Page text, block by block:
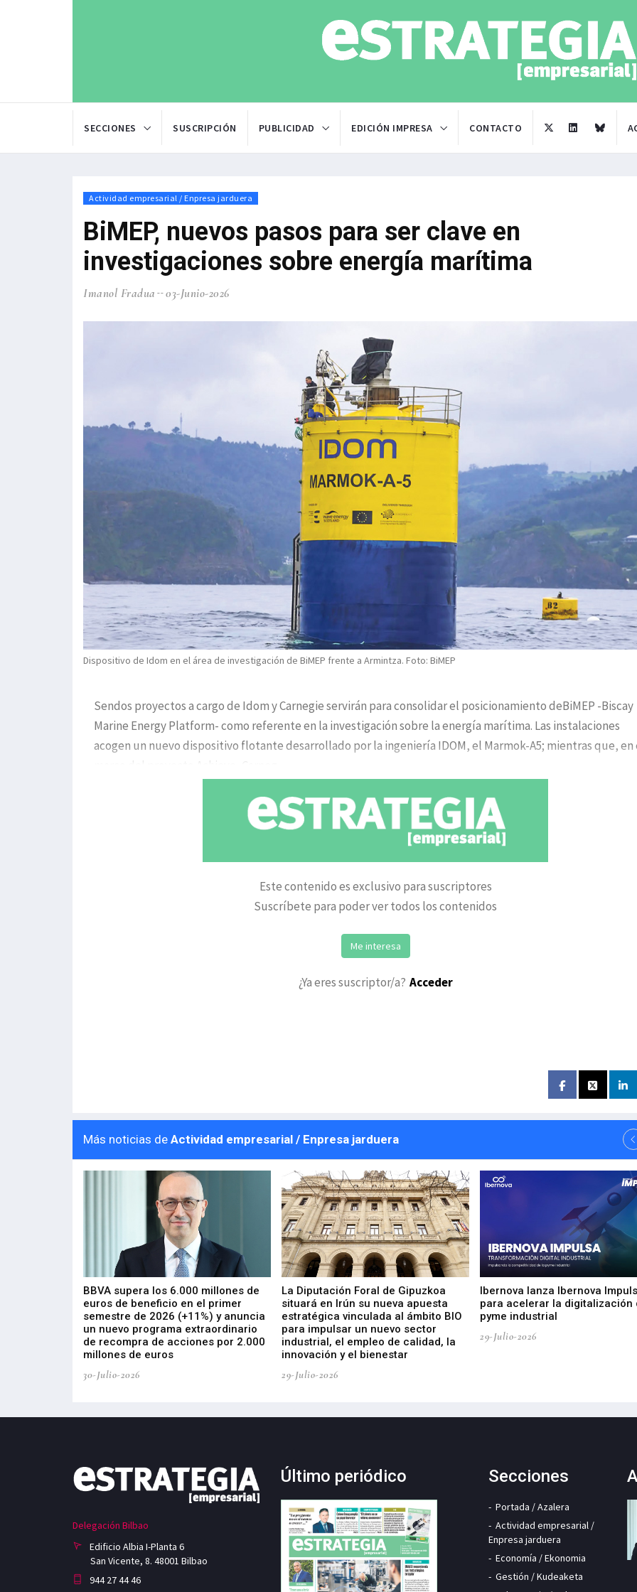
SECCIONES SUSCRIPCIÓN PUBLICIDAD EDICIÓN IMPRESA CONTACTO
Actividad empresarial / Enpresa jarduera
BiMEP, nuevos pasos para ser clave en
investigaciones sobre energía marítima
Imanol Fradua 03-Junio-2026
Dispositivo de Idom en el área de investigación de BiMEP frente a Armintza. Foto: BiMEP
Sendos proyectos a cargo de Idom y Carnegie servirán para consolidar el posicionamiento deBiMEP -Biscay
Marine Energy Platform- como referente en la investigación sobre la energía marítima. Las instalaciones
acogen un nuevo dispositivo flotante desarrollado por la ingeniería IDOM, el Marmok-A5; mientras que, en
marco del proyecto Achieve, Carneg
Este contenido es exclusivo para suscriptores
Suscríbete para poder ver todos los contenidos
Me interesa
¿Ya eres suscriptor/a? Acceder
Más noticias de Actividad empresarial / Enpresa jarduera
BBVA supera los 6.000 millones de
euros de beneficio en el primer
semestre de 2026 (+11%) y anuncia
un nuevo programa extraordinario
de recompra de acciones por 2.000
millones de euros
30-Julio-2026
La Diputación Foral de Gipuzkoa
situará en Irún su nueva apuesta
estratégica vinculada al ámbito BIO
para impulsar un nuevo sector
industrial, el empleo de calidad, la
innovación y el bienestar
29-Julio-2026
Ibernova lanza Ibernova
para acelerar la digitalización
pyme industrial
29-Julio-2026
Delegación Bilbao
Edificio Albia I-Planta 6
San Vicente, 8. 48001 Bilbao
944 27 44 46
Último periódico Secciones
Portada / Azalera
Actividad empresarial /
Enpresa jarduera
Economía / Ekonomia
Gestión / Kudeaketa